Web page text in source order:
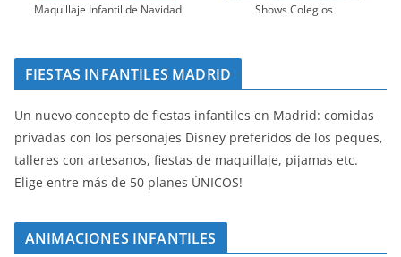
Maquillaje Infantil de Navidad Shows Colegios
FIESTAS INFANTILES MADRID
Un nuevo concepto de fiestas infantiles en Madrid: comidas
privadas con los personajes Disney preferidos de los peques,
talleres con artesanos, fiestas de maquillaje, pijamas etc.
Elige entre más de 50 planes ÚNICOS!
ANIMACIONES INFANTILES